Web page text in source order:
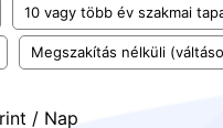
10 vagy több év szakmai
Megszakítás nélküli
/ Nap